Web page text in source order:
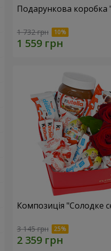
Подарункова коробка
1 732 грн
Композиція "Солодке
3 145 грн